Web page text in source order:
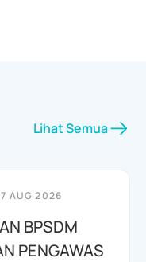
Lihat Semua
AUG 2026
BPSDM
PENGAWAS